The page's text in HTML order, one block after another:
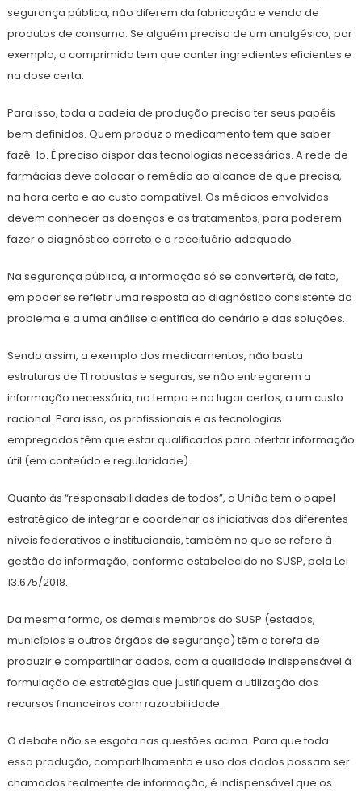
segurança pública, não diferem da fabricação e venda de
produtos de consumo. Se alguém precisa de um analgésico, por
exemplo, o comprimido tem que conter ingredientes eficientes e
na dose certa.
Para isso, toda a cadeia de produção precisa ter seus papéis
bem definidos. Quem produz o medicamento tem que saber
fazê-lo. É preciso dispor das tecnologias necessárias. A rede de
farmácias deve colocar o remédio ao alcance de que precisa,
na hora certa e ao custo compatível. Os médicos envolvidos
devem conhecer as doenças e os tratamentos, para poderem
fazer o diagnóstico correto e o receituário adequado.
Na segurança pública, a informação só se converterá, de fato,
em poder se refletir uma resposta ao diagnóstico consistente do
problema e a uma análise científica do cenário e das soluções.
Sendo assim, a exemplo dos medicamentos, não basta
estruturas de TI robustas e seguras, se não entregarem a
informação necessária, no tempo e no lugar certos, a um custo
racional. Para isso, os profissionais e as tecnologias
empregados têm que estar qualificados para ofertar informação
útil (em conteúdo e regularidade).
Quanto às “responsabilidades de todos”, a União tem o papel
estratégico de integrar e coordenar as iniciativas dos diferentes
níveis federativos e institucionais, também no que se refere à
gestão da informação, conforme estabelecido no SUSP, pela Lei
13.675/2018.
Da mesma forma, os demais membros do SUSP (estados,
municípios e outros órgãos de segurança) têm a tarefa de
produzir e compartilhar dados, com a qualidade indispensável à
formulação de estratégias que justifiquem a utilização dos
recursos financeiros com razoabilidade.
O debate não se esgota nas questões acima. Para que toda
essa produção, compartilhamento e uso dos dados possam ser
chamados realmente de informação, é indispensável que os